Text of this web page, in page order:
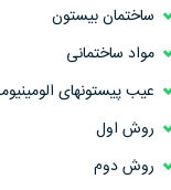
ساختمان بیستون
مواد ساختمانی
عیب پیستونهای
روش اول
روش دوم